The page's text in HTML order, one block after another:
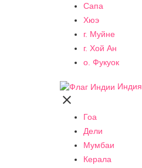
Сапа
Хюэ
г. Муйне
г. Хой Ан
о. Фукуок
Индия

Гоа
Дели
Мумбаи
Керала